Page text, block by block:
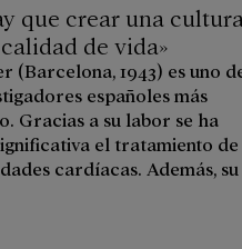
que crear una cultura
de vida»
(Barcelona, 1943) es uno
españoles más
Gracias a su labor se ha
el tratamiento de
cardíacas. Además, su